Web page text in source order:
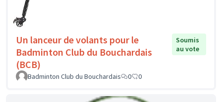
Un lanceur de volants pour le
Badminton Club du Bouchardais
(BCB)
Soumis
au vote
Badminton Club du Bouchardais 0 0